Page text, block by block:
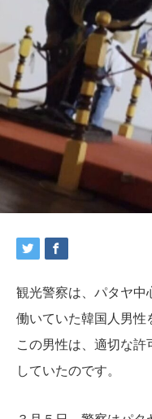
観光警察は、パタヤ中
働いていた韓国人男性
この男性は、適切な
していたのです。